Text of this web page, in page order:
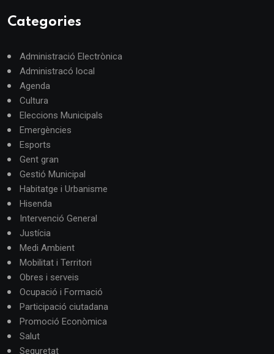
Categories
Administració Electrònica
Administracó local
Agenda
Cultura
Eleccions Municipals
Emergències
Esports
Gent gran
Gestió Municipal
Habitatge i Urbanisme
Hisenda
Intervenció General
Justícia
Medi Ambient
Mobilitat i Territori
Obres i serveis
Ocupació i Formació
Participació ciutadana
Promoció Econòmica
Salut
Seguretat